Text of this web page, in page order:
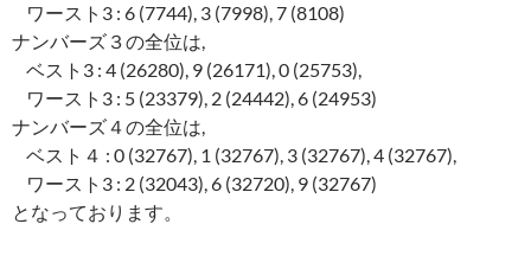
ワースト3 : 6 (7744), 3 (7998), 7 (8108)
ナンバーズ３の全位は,
ベスト3 : 4 (26280), 9 (26171), 0 (25753),
ワースト3 : 5 (23379), 2 (24442), 6 (24953)
ナンバーズ４の全位は,
ベスト４ : 0 (32767), 1 (32767), 3 (32767), 4 (32767),
ワースト3 : 2 (32043), 6 (32720), 9 (32767)
となっております。